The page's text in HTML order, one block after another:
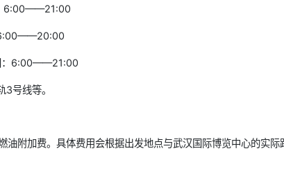
6:00——21:00
6:00——20:00
：6:00——21:00
号线等。
附加费。具体费用会根据出发地点与武汉国际博览中心的实际